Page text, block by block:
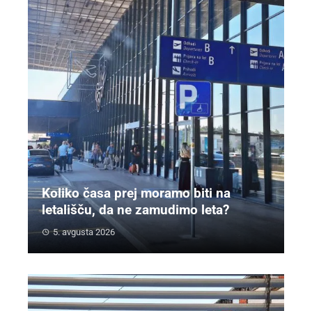
Koliko časa prej moramo biti na
letališču, da ne zamudimo leta?
5. avgusta 2026